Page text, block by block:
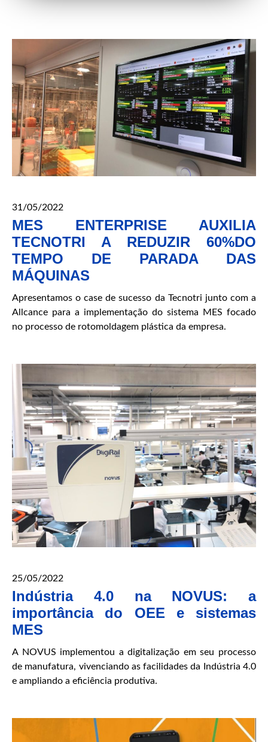
31/05/2022
MES ENTERPRISE AUXILIA
TECNOTRI A REDUZIR 60%DO
TEMPO DE PARADA DAS
MÁQUINAS
Apresentamos o case de sucesso da Tecnotri junto com a
Allcance para a implementação do sistema MES focado
no processo de rotomoldagem plástica da empresa.
25/05/2022
Indústria 4.0 na NOVUS: a
importância do OEE e sistemas
MES
A NOVUS implementou a digitalização em seu processo
de manufatura, vivenciando as facilidades da Indústria 4.0
e ampliando a eficiência produtiva.